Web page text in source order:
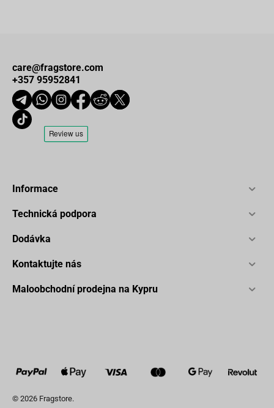
care@fragstore.com
+357 95952841
Informace
Technická podpora
Dodávka
Kontaktujte nás
Maloobchodní prodejna na Kypru
© 2026 Fragstore.